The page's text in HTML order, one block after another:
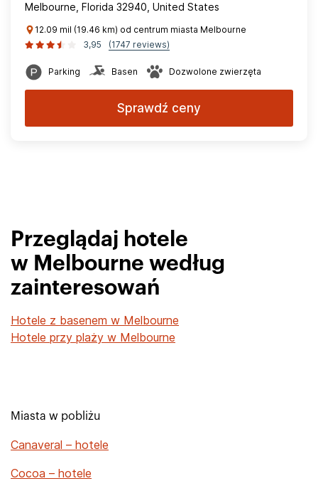
Melbourne, Florida 32940, United States
12.09 mil (19.46 km) od centrum miasta Melbourne
3,95
(1747 reviews)
Parking Basen Dozwolone zwierzęta
Sprawdź ceny
Przeglądaj hotele
w Melbourne według
zainteresowań
Hotele z basenem w Melbourne
Hotele przy plaży w Melbourne
Miasta w pobliżu
Canaveral – hotele
Cocoa – hotele